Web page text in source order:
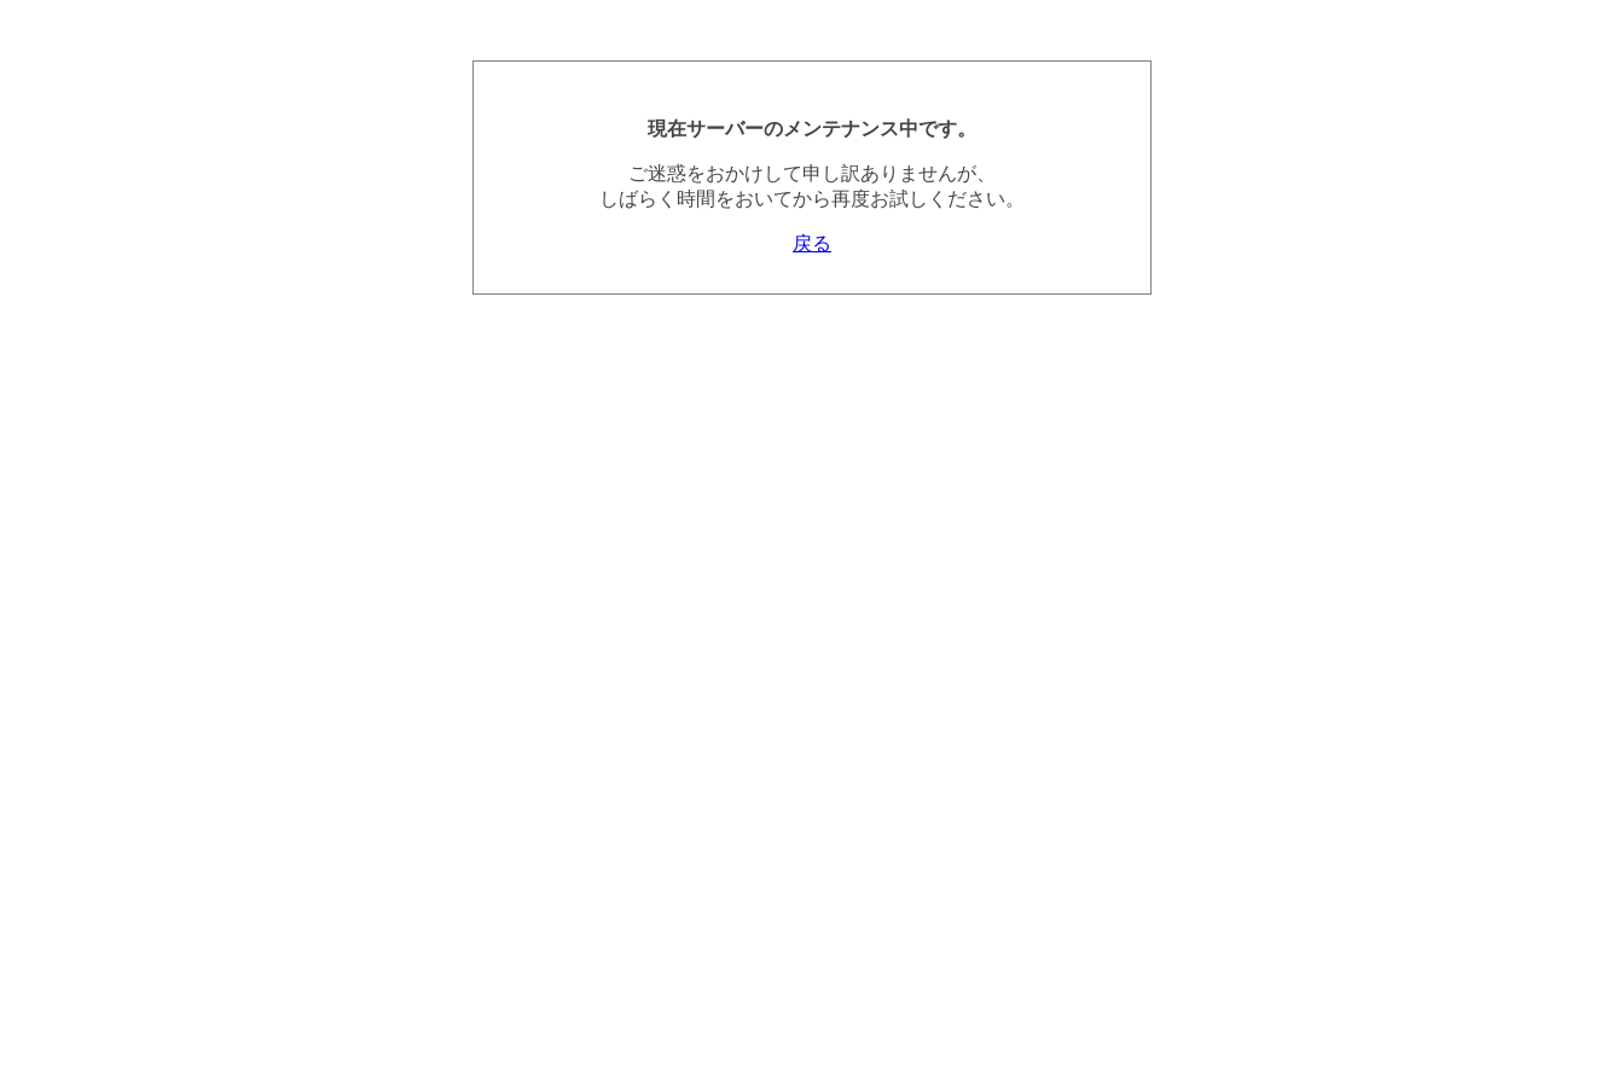
現在サーバーのメンテナンス中です。
ご迷惑をおかけして申し訳ありませんが、
しばらく時間をおいてから再度お試しください。
戻る